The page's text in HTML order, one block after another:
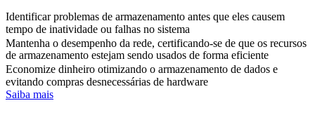
Identificar problemas de armazenamento antes que eles causem
tempo de inatividade ou falhas no sistema
Mantenha o desempenho da rede, certificando-se de que os recursos
de armazenamento estejam sendo usados de forma eficiente
Economize dinheiro otimizando o armazenamento de dados e
evitando compras desnecessárias de hardware
Saiba mais